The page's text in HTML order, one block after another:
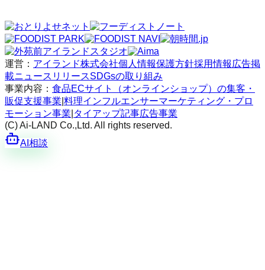
運営： アイランド株式会社個人情報保護方針採用情報広告掲
載ニュースリリースSDGsの取り組み
事業内容： 食品ECサイト（オンラインショップ）の集客・
販促支援事業 料理インフルエンサーマーケティング・プロ
モーション事業 タイアップ記事広告事業
(C) Ai-LAND Co.,Ltd. All rights reserved.
AI相談